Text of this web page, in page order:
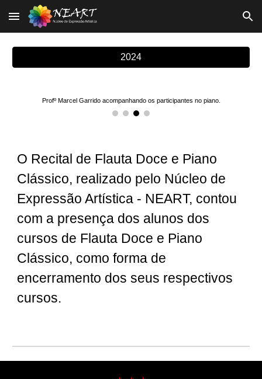
Skip to main content Skip to navigation
2024
Profº Marcel Garrido acompanhando os participantes no piano.
O Recital de Flauta Doce e Piano
Clássico, realizado pelo Núcleo de
Expressão Artística - NEART, contou
com a presença dos alunos dos
cursos de Flauta Doce e Piano
Clássico, como forma de
encerramento dos seus respectivos
cursos.